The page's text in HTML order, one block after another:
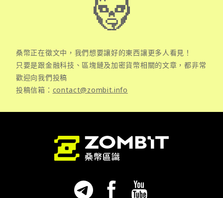
桑幣正在徵文中，我們想要讓好的東西讓更多人看見！
只要是跟金融科技、區塊鏈及加密貨幣相關的文章，都非常
歡迎向我們投稿
投稿信箱： contact@zombit.info